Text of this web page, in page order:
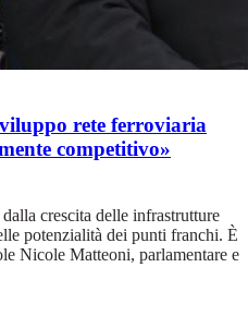
rete ferroviaria
competitivo»
crescita delle infrastrutture
potenzialità dei punti franchi. È
Nicole Matteoni, parlamentare e